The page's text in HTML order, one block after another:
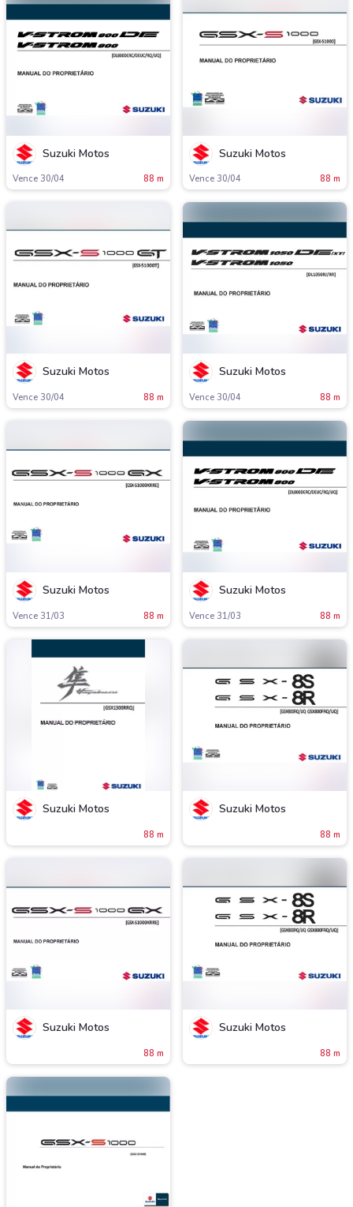
Suzuki Motos
Vence 30/04 88 m
Suzuki Motos
Vence 30/04 88 m
Suzuki Motos
Vence 30/04 88 m
Suzuki Motos
Vence 30/04 88 m
Suzuki Motos
Vence 31/03 88 m
Suzuki Motos
Vence 31/03 88 m
Suzuki Motos
88 m
Suzuki Motos
88 m
Suzuki Motos
88 m
Suzuki Motos
88 m